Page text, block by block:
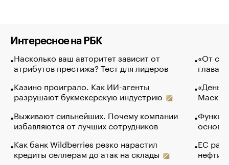
Интересное на РБК
Насколько ваш авторитет зависит от
атрибутов престижа? Тест для лидеров
Казино проиграло. Как ИИ-агенты
разрушают букмекерскую индустрию
Выживают сильнейших. Почему компании
избавляются от лучших сотрудников
Как банк Wildberries резко нарастил
кредиты селлерам до атак на склады
«От
глава
Маск в
основ
ЕС
нефти